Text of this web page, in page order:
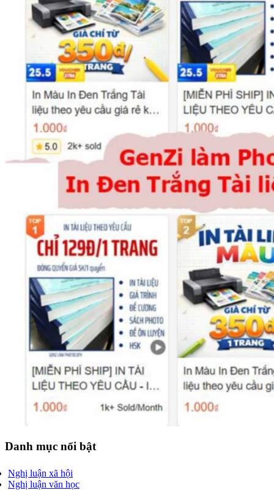
Danh mục nổi bật
Nghị luận xã hội
Nghị luận văn học